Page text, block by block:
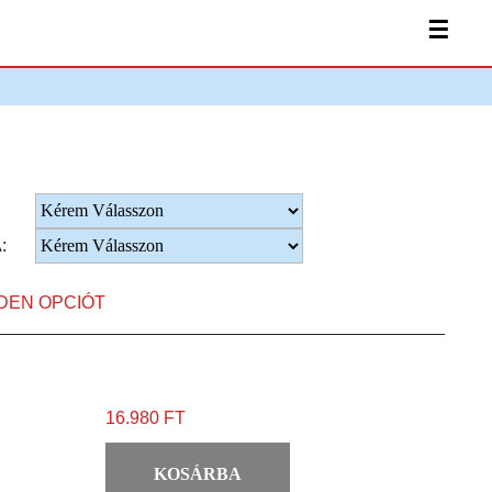
☰
OPCIÓT
16.980 FT
KOSÁRBA